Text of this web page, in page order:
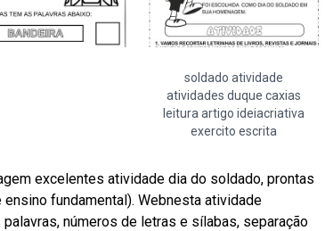
soldado atividade
atividades duque caxias
leitura artigo ideiacriativa
exercito escrita
excelentes atividade dia do soldado, prontas
fundamental). Webnesta atividade
números de letras e sílabas, separação